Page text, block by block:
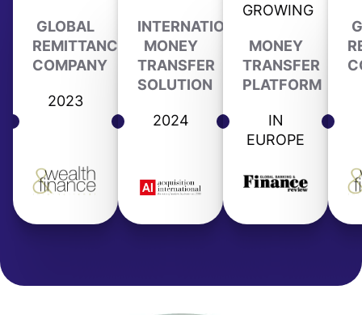
GLOBAL
REMITTANCE
COMPANY
2023
INTERNATIONAL
MONEY
TRANSFER
SOLUTION
2024
GROWING
MONEY
TRANSFER
PLATFORM
IN
EUROPE